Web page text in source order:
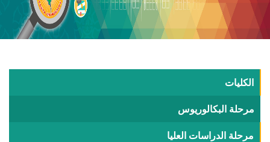
الكليات
مرحلة البكالوريوس
مرحلة الدراسات العليا